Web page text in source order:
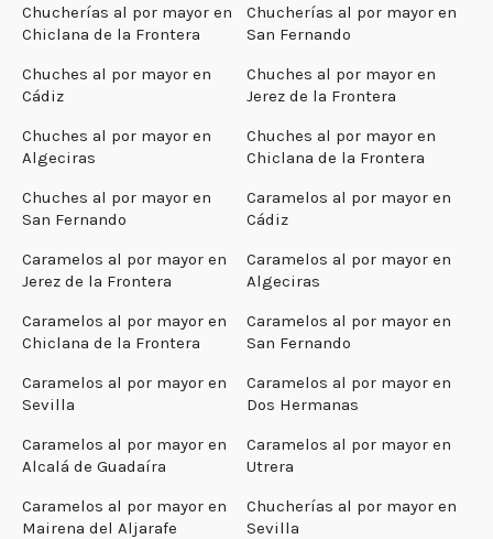
Chucherías al por mayor en
Chiclana de la Frontera
Chucherías al por mayor en
San Fernando
Chuches al por mayor en
Cádiz
Chuches al por mayor en
Jerez de la Frontera
Chuches al por mayor en
Algeciras
Chuches al por mayor en
Chiclana de la Frontera
Chuches al por mayor en
San Fernando
Caramelos al por mayor en
Cádiz
Caramelos al por mayor en
Jerez de la Frontera
Caramelos al por mayor en
Algeciras
Caramelos al por mayor en
Chiclana de la Frontera
Caramelos al por mayor en
San Fernando
Caramelos al por mayor en
Sevilla
Caramelos al por mayor en
Dos Hermanas
Caramelos al por mayor en
Alcalá de Guadaíra
Caramelos al por mayor en
Utrera
Caramelos al por mayor en
Mairena del Aljarafe
Chucherías al por mayor en
Sevilla